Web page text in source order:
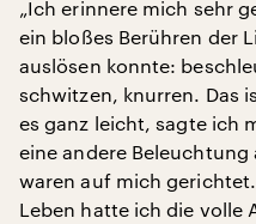
„Ich erinnere mich sehr
ein bloßes Berühren der
auslösen konnte:
schwitzen, knurren. Das
es ganz leicht, sagte ich
eine andere
waren auf mich
Leben hatte ich die volle